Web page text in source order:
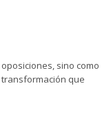
sino como
que